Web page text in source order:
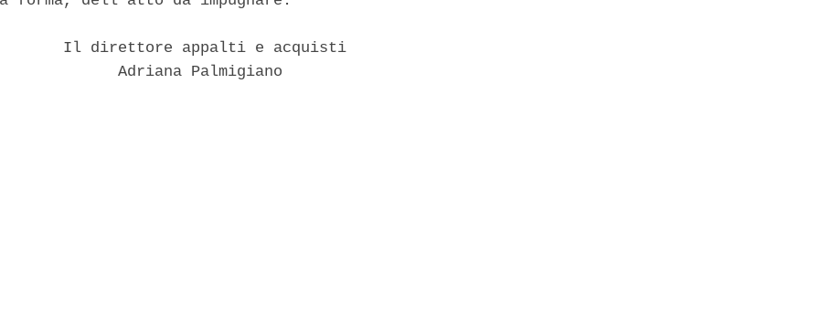
Il direttore appalti e acquisti
Adriana Palmigiano